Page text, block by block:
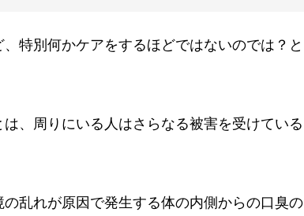
特別何かケアをするほどではないのでは？と
、周りにいる人はさらなる被害を受けている
乱れが原因で発生する体の内側からの口臭の